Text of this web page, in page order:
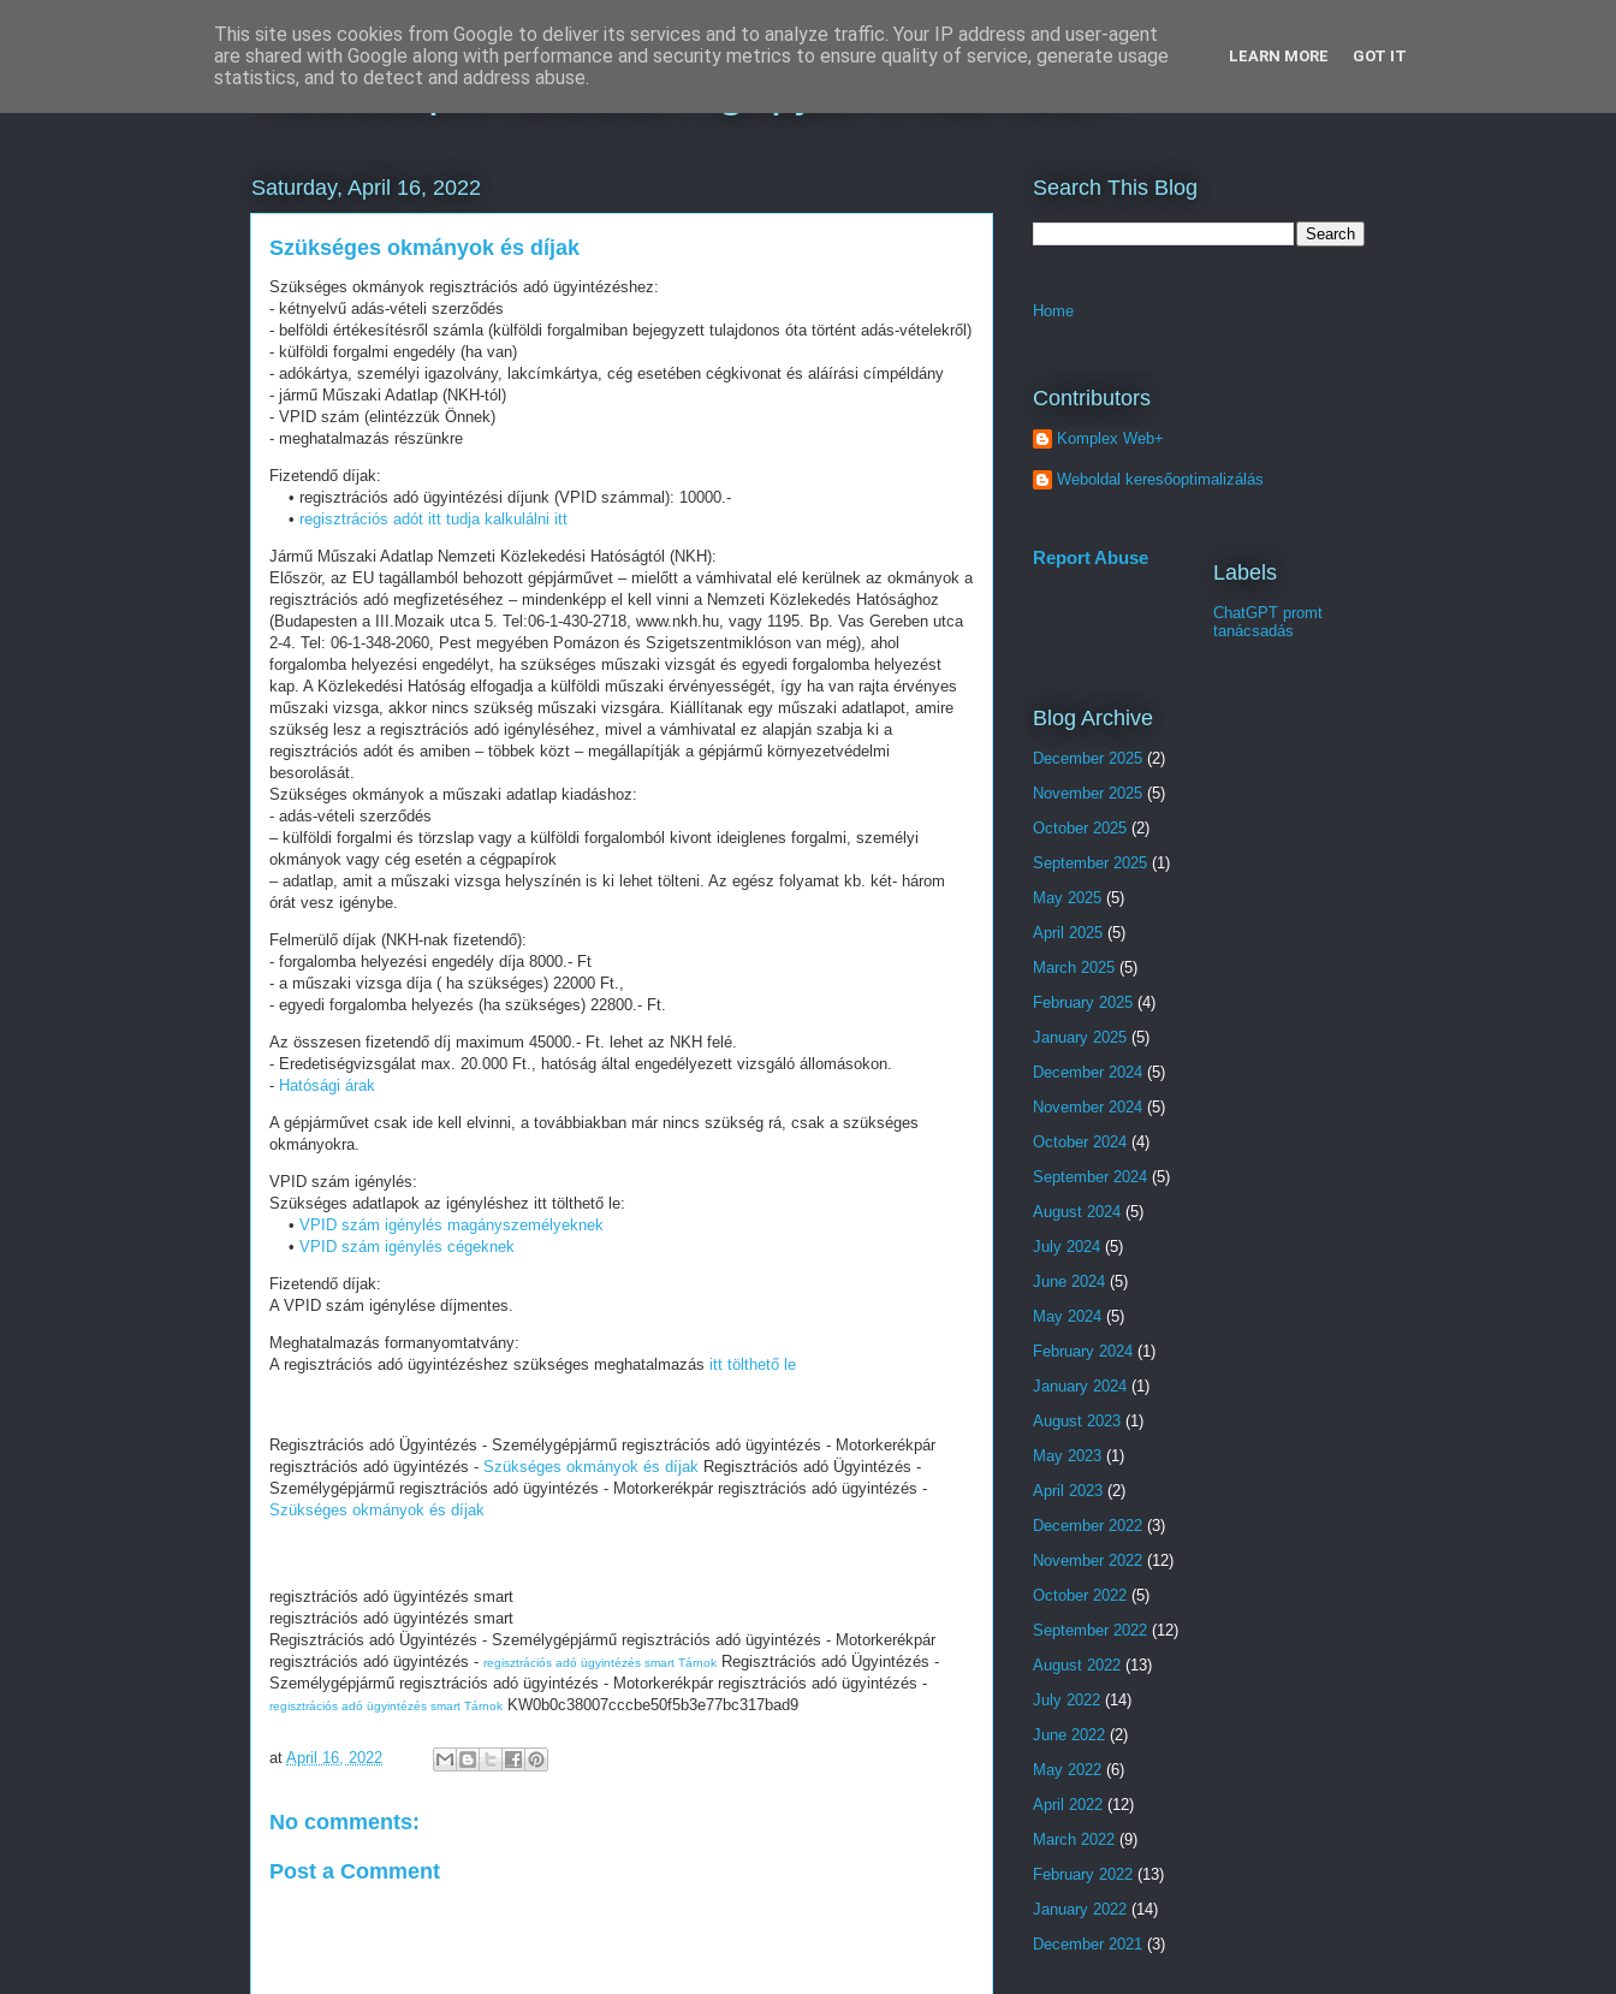
Keresőoptimalizálás : gépjármű felmérés
Saturday, April 16, 2022
Szükséges okmányok és díjak
Szükséges okmányok regisztrációs adó ügyintézéshez:
- kétnyelvű adás-vételi szerződés
- belföldi értékesítésről számla (külföldi forgalmiban bejegyzett tulajdonos óta történt adás-vételekről)
- külföldi forgalmi engedély (ha van)
- adókártya, személyi igazolvány, lakcímkártya, cég esetében cégkivonat és aláírási címpéldány
- jármű Műszaki Adatlap (NKH-tól)
- VPID szám (elintézzük Önnek)
- meghatalmazás részünkre
Fizetendő díjak:
• regisztrációs adó ügyintézési díjunk (VPID számmal): 10000.-
• regisztrációs adót itt tudja kalkulálni itt
Jármű Műszaki Adatlap Nemzeti Közlekedési Hatóságtól (NKH):
Először, az EU tagállamból behozott gépjárművet – mielőtt a vámhivatal elé kerülnek az okmányok a
regisztrációs adó megfizetéséhez – mindenképp el kell vinni a Nemzeti Közlekedés Hatósághoz
(Budapesten a III.Mozaik utca 5. Tel:06-1-430-2718, www.nkh.hu, vagy 1195. Bp. Vas Gereben utca
2-4. Tel: 06-1-348-2060, Pest megyében Pomázon és Szigetszentmiklóson van még), ahol
forgalomba helyezési engedélyt, ha szükséges műszaki vizsgát és egyedi forgalomba helyezést
kap. A Közlekedési Hatóság elfogadja a külföldi műszaki érvényességét, így ha van rajta érvényes
műszaki vizsga, akkor nincs szükség műszaki vizsgára. Kiállítanak egy műszaki adatlapot, amire
szükség lesz a regisztrációs adó igényléséhez, mivel a vámhivatal ez alapján szabja ki a
regisztrációs adót és amiben – többek közt – megállapítják a gépjármű környezetvédelmi
besorolását.
Szükséges okmányok a műszaki adatlap kiadáshoz:
- adás-vételi szerződés
– külföldi forgalmi és törzslap vagy a külföldi forgalomból kivont ideiglenes forgalmi, személyi
okmányok vagy cég esetén a cégpapírok
– adatlap, amit a műszaki vizsga helyszínén is ki lehet tölteni. Az egész folyamat kb. két- három
órát vesz igénybe.
Felmerülő díjak (NKH-nak fizetendő):
- forgalomba helyezési engedély díja 8000.- Ft
- a műszaki vizsga díja ( ha szükséges) 22000 Ft.,
- egyedi forgalomba helyezés (ha szükséges) 22800.- Ft.
Az összesen fizetendő díj maximum 45000.- Ft. lehet az NKH felé.
- Eredetiségvizsgálat max. 20.000 Ft., hatóság által engedélyezett vizsgáló állomásokon.
- Hatósági árak
A gépjárművet csak ide kell elvinni, a továbbiakban már nincs szükség rá, csak a szükséges
okmányokra.
VPID szám igénylés:
Szükséges adatlapok az igényléshez itt tölthető le:
• VPID szám igénylés magányszemélyeknek
• VPID szám igénylés cégeknek
Fizetendő díjak:
A VPID szám igénylése díjmentes.
Meghatalmazás formanyomtatvány:
A regisztrációs adó ügyintézéshez szükséges meghatalmazás itt tölthető le
Regisztrációs adó Ügyintézés - Személygépjármű regisztrációs adó ügyintézés - Motorkerékpár
regisztrációs adó ügyintézés - Szükséges okmányok és díjak Regisztrációs adó Ügyintézés -
Személygépjármű regisztrációs adó ügyintézés - Motorkerékpár regisztrációs adó ügyintézés -
Szükséges okmányok és díjak
regisztrációs adó ügyintézés smart
regisztrációs adó ügyintézés smart
Regisztrációs adó Ügyintézés - Személygépjármű regisztrációs adó ügyintézés - Motorkerékpár
regisztrációs adó ügyintézés - regisztrációs adó ügyintézés smart Tárnok Regisztrációs adó Ügyintézés -
Személygépjármű regisztrációs adó ügyintézés - Motorkerékpár regisztrációs adó ügyintézés -
regisztrációs adó ügyintézés smart Tárnok KW0b0c38007cccbe50f5b3e77bc317bad9
at April 16, 2022
No comments:
Post a Comment
Search This Blog
Home
Contributors
Komplex Web+
Weboldal keresőoptimalizálás
Report Abuse
Labels
ChatGPT promt
tanácsadás
Blog Archive
December 2025 (2)
November 2025 (5)
October 2025 (2)
September 2025 (1)
May 2025 (5)
April 2025 (5)
March 2025 (5)
February 2025 (4)
January 2025 (5)
December 2024 (5)
November 2024 (5)
October 2024 (4)
September 2024 (5)
August 2024 (5)
July 2024 (5)
June 2024 (5)
May 2024 (5)
February 2024 (1)
January 2024 (1)
August 2023 (1)
May 2023 (1)
April 2023 (2)
December 2022 (3)
November 2022 (12)
October 2022 (5)
September 2022 (12)
August 2022 (13)
July 2022 (14)
June 2022 (2)
May 2022 (6)
April 2022 (12)
March 2022 (9)
February 2022 (13)
January 2022 (14)
December 2021 (3)
This site uses cookies from Google to deliver its services and to analyze traffic. Your IP address and user-agent
are shared with Google along with performance and security metrics to ensure quality of service, generate usage
statistics, and to detect and address abuse.
LEARN MORE GOT IT